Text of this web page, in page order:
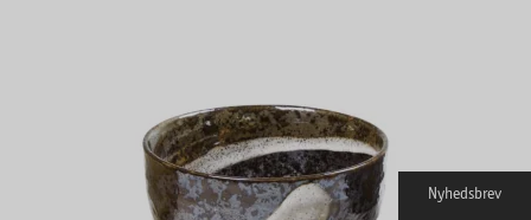
Nyhedsbrev